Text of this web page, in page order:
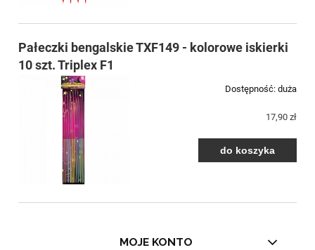
Pałeczki bengalskie TXF149 - kolorowe iskierki
10 szt. Triplex F1
Dostępność: duża
17,90 zł
do koszyka
MOJE KONTO